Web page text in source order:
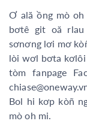
Ơ ală ồng mò
bơtê git oă rlau
sơnơng lơi mơ
lòi wơl bơta kơlôi
tòm fanpage
Bol hi kơp kòñ
mò oh mi.